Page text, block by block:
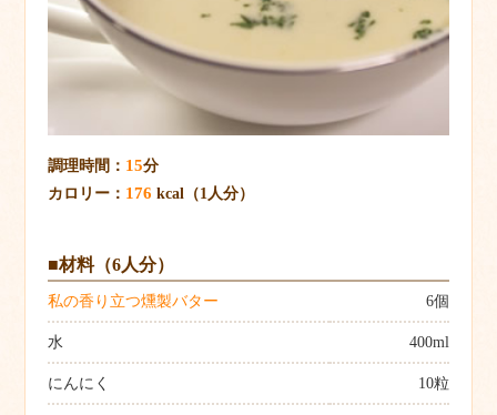
調理時間： 15分
カロリー： 176 kcal（1人分）
■材料（6人分）
私の香り立つ燻製バター 6個
水 400ml
にんにく 10粒